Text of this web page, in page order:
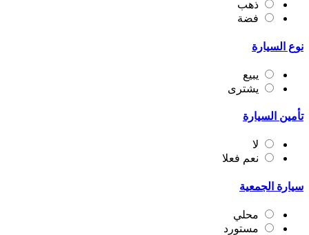
ذهب
فضة
نوع السيارة
يبيع
يشترى
تأمين السيارة
لا
نعم فعلا
سيارة الجمعية
محلي
مستورد